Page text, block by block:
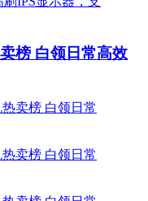
榜 白领日常高效